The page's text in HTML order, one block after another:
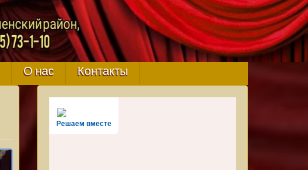
О нас Контакты
Решаем вместе